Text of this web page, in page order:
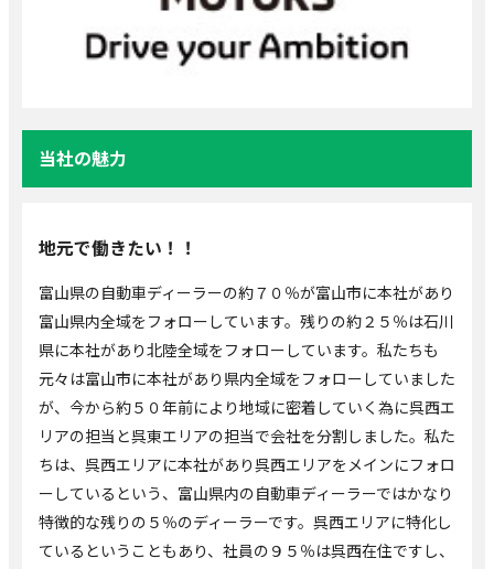
当社の魅力
地元で働きたい！！
富山県の自動車ディーラーの約７０％が富山市に本社があり
富山県内全域をフォローしています。残りの約２５％は石川
県に本社があり北陸全域をフォローしています。私たちも
元々は富山市に本社があり県内全域をフォローしていました
が、今から約５０年前により地域に密着していく為に呉西エ
リアの担当と呉東エリアの担当で会社を分割しました。私た
ちは、呉西エリアに本社があり呉西エリアをメインにフォロ
ーしているという、富山県内の自動車ディーラーではかなり
特徴的な残りの５％のディーラーです。呉西エリアに特化し
ているということもあり、社員の９５％は呉西在住ですし、